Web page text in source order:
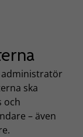
ska
och
– även